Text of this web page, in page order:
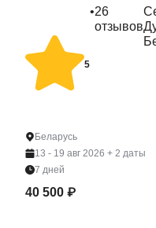
5
•26
отзывов
Беларусь
13 - 19 авг 2026 + 2 даты
7 дней
40 500 ₽